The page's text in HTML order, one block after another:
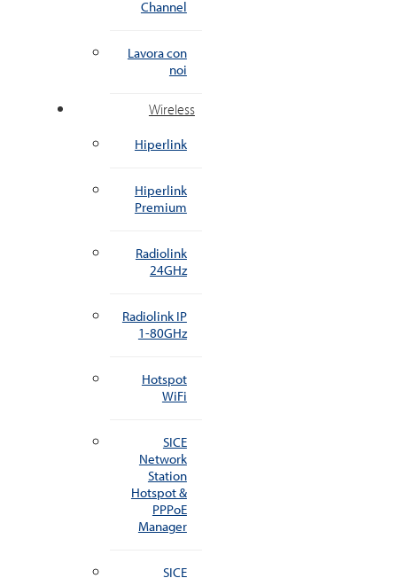
Channel
Lavora con
noi
Wireless
Hiperlink
Hiperlink
Premium
Radiolink
24GHz
Radiolink IP
1-80GHz
Hotspot
WiFi
SICE
Network
Station
Hotspot &
PPPoE
Manager
SICE